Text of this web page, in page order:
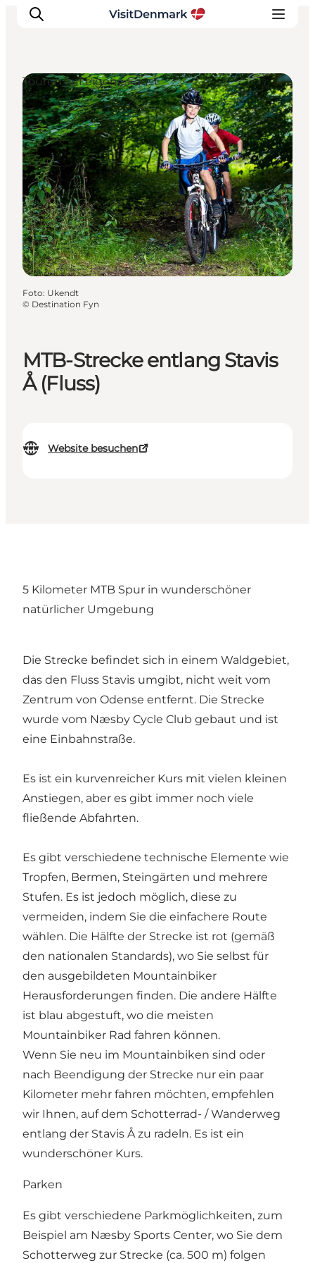
Inspiration
Regionen
Erlebnisse
Unterkünfte
Reiseplanung
MTB-Strecke entlang Stavis
Å (Fluss)
Website besuchen
Touren auf eigene Faust
Foto: Ukendt
© Destination Fyn
5 Kilometer MTB Spur in wunderschöner
natürlicher Umgebung
Die Strecke befindet sich in einem Waldgebiet,
das den Fluss Stavis umgibt, nicht weit vom
Zentrum von Odense entfernt. Die Strecke
wurde vom Næsby Cycle Club gebaut und ist
eine Einbahnstraße.
Es ist ein kurvenreicher Kurs mit vielen kleinen
Anstiegen, aber es gibt immer noch viele
fließende Abfahrten.
Es gibt verschiedene technische Elemente wie
Tropfen, Bermen, Steingärten und mehrere
Stufen. Es ist jedoch möglich, diese zu
vermeiden, indem Sie die einfachere Route
wählen. Die Hälfte der Strecke ist rot (gemäß
den nationalen Standards), wo Sie selbst für
den ausgebildeten Mountainbiker
Herausforderungen finden. Die andere Hälfte
ist blau abgestuft, wo die meisten
Mountainbiker Rad fahren können.
Wenn Sie neu im Mountainbiken sind oder
nach Beendigung der Strecke nur ein paar
Kilometer mehr fahren möchten, empfehlen
wir Ihnen, auf dem Schotterrad- / Wanderweg
entlang der Stavis Å zu radeln. Es ist ein
wunderschöner Kurs.
Parken
Es gibt verschiedene Parkmöglichkeiten, zum
Beispiel am Næsby Sports Center, wo Sie dem
Schotterweg zur Strecke (ca. 500 m) folgen